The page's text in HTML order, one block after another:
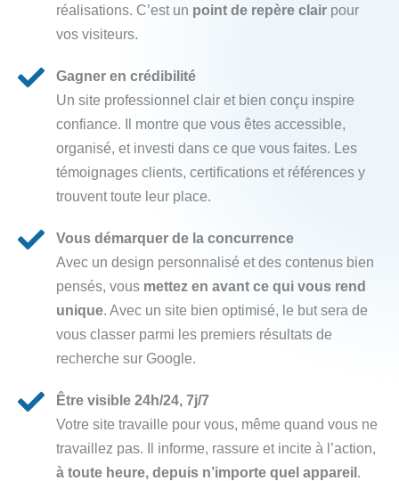
réalisations. C’est un point de repère clairpour
vos visiteurs.
Gagner en crédibilité
Un site professionnel clair et bien conçu inspire
confiance. Il montre que vous êtes accessible,
organisé, et investi dans ce que vous faites. Les
témoignages clients, certifications et références y
trouvent toute leur place.
Vous démarquer de la concurrence
Avec un design personnalisé et des contenus bien
pensés, vous mettez en avant ce qui vous rend
unique. Avec un site bien optimisé, le but sera de
vous classer parmi les premiers résultats de
recherche sur Google.
Être visible 24h/24, 7j/7
Votre site travaille pour vous, même quand vous ne
travaillez pas. Il informe, rassure et incite à l’action,
à toute heure, depuis n’importe quel appareil.